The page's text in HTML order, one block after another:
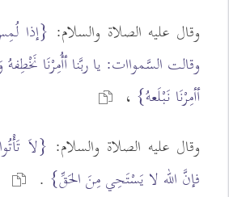
وقال عليه الصلاة والسلام: {إذا
وقالت السَّمواات: يا ربَّنا أأُمِرْنَا
أأمِرْنَا نَبْلَعهُ} ،
وقال عليه الصلاة والسلام: {لاَ
فإنَّ الله لا يَسْتَحِي مِنَ الحَقِّ} .